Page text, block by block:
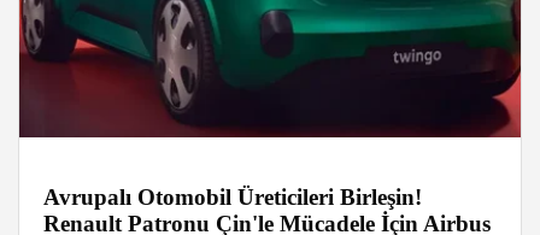
Avrupalı Otomobil Üreticileri Birleşin!
Renault Patronu Çin'le Mücadele İçin Airbus